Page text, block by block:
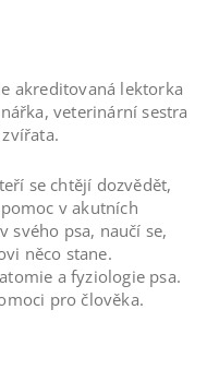
akreditovaná lektorka
veterinární sestra
se chtějí dozvědět,
v akutních
svého psa, naučí se,
něco stane.
a fyziologie psa.
pro člověka.